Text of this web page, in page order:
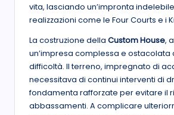
vita, lasciando un’impronta
realizzazioni come le Four Courts e i
La costruzione della Custom House,
un’impresa complessa e ostacolata
difficoltà. Il terreno, impregnato di
necessitava di continui interventi di
fondamenta rafforzate per evitare il
abbassamenti. A complicare